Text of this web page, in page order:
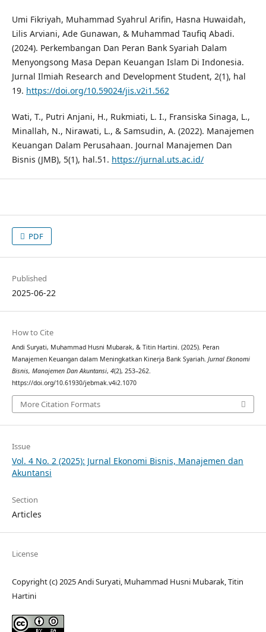
Umi Fikriyah, Muhammad Syahrul Arifin, Hasna Huwaidah,
Lilis Arviani, Ade Gunawan, & Muhammad Taufiq Abadi.
(2024). Perkembangan Dan Peran Bank Syariah Dalam
Menyongsong Masa Depan Keuangan Islam Di Indonesia.
Jurnal Ilmiah Research and Development Student, 2(1), hal
19. https://doi.org/10.59024/jis.v2i1.562
Wati, T., Putri Anjani, H., Rukmiati, L. I., Fransiska Sinaga, L.,
Minallah, N., Nirawati, L., & Samsudin, A. (2022). Manajemen
Keuangan Dalam Perusahaan. Journal Manajemen Dan
Bisnis (JMB), 5(1), hal.51. https://jurnal.uts.ac.id/
PDF
Published
2025-06-22
How to Cite
Andi Suryati, Muhammad Husni Mubarak, & Titin Hartini. (2025). Peran
Manajemen Keuangan dalam Meningkatkan Kinerja Bank Syariah. Jurnal Ekonomi
Bisnis, Manajemen Dan Akuntansi, 4(2), 253–262.
https://doi.org/10.61930/jebmak.v4i2.1070
More Citation Formats
Issue
Vol. 4 No. 2 (2025): Jurnal Ekonomi Bisnis, Manajemen dan
Akuntansi
Section
Articles
License
Copyright (c) 2025 Andi Suryati, Muhammad Husni Mubarak, Titin
Hartini